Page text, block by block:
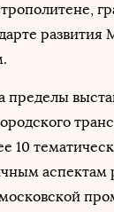
развития
10
аспектам